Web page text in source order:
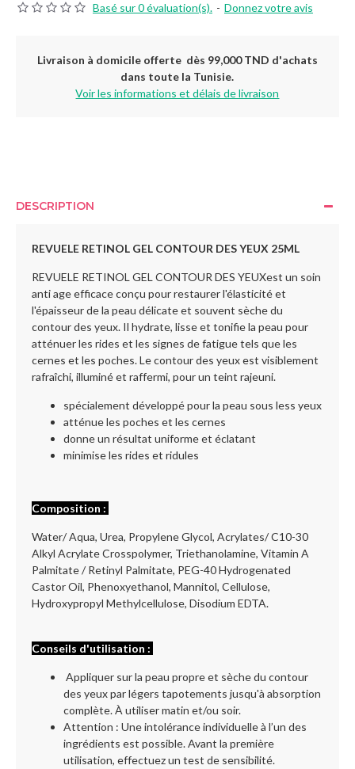
Basé sur 0 évaluation(s). - Donnez votre avis
Livraison à domicile offerte dès 99,000 TND d'achats
dans toute la Tunisie.
Voir les informations et délais de livraison
DESCRIPTION
REVUELE RETINOL GEL CONTOUR DES YEUX 25ML
REVUELE RETINOL GEL CONTOUR DES YEUXest un soin
anti age efficace conçu pour restaurer l'élasticité et
l'épaisseur de la peau délicate et souvent sèche du
contour des yeux. Il hydrate, lisse et tonifie la peau pour
atténuer les rides et les signes de fatigue tels que les
cernes et les poches. Le contour des yeux est visiblement
rafraîchi, illuminé et raffermi, pour un teint rajeuni.
spécialement développé pour la peau sous less yeux
atténue les poches et les cernes
donne un résultat uniforme et éclatant
minimise les rides et ridules
Composition :
Water/ Aqua, Urea, Propylene Glycol, Acrylates/ C10-30
Alkyl Acrylate Crosspolymer, Triethanolamine, Vitamin A
Palmitate / Retinyl Palmitate, PEG-40 Hydrogenated
Castor Oil, Phenoxyethanol, Mannitol, Cellulose,
Hydroxypropyl Methylcellulose, Disodium EDTA.
Conseils d'utilisation :
Appliquer sur la peau propre et sèche du contour
des yeux par légers tapotements jusqu'à absorption
complète. À utiliser matin et/ou soir.
Attention : Une intolérance individuelle à l’un des
ingrédients est possible. Avant la première
utilisation, effectuez un test de sensibilité.